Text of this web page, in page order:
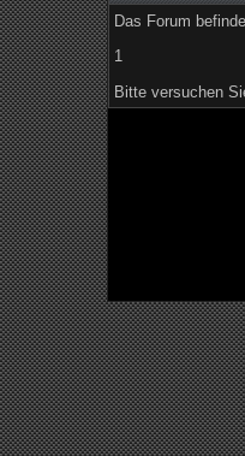
Das Forum
1
Bitte versuchen